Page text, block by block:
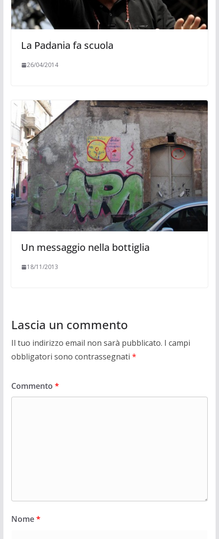
La Padania fa scuola
26/04/2014
Un messaggio nella bottiglia
18/11/2013
Lascia un commento
Il tuo indirizzo email non sarà pubblicato. I campi
obbligatori sono contrassegnati *
Commento *
Nome*